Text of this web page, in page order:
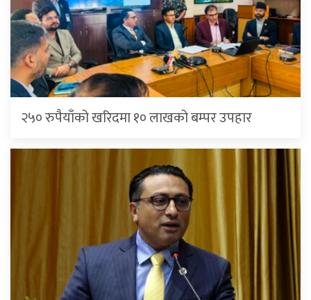
२५० रुपैयाँको खरिदमा १० लाखको बम्पर उपहार